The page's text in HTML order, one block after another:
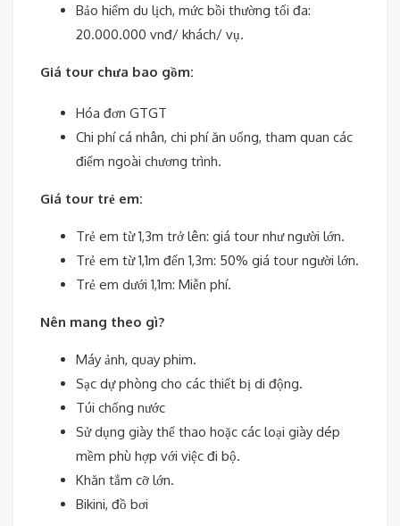
Bảo hiểm du lịch, mức bồi thường tối đa:
20.000.000 vnđ/ khách/ vụ.
Giá tour chưa bao gồm:
Hóa đơn GTGT
Chi phí cá nhân, chi phí ăn uống, tham quan các
điểm ngoài chương trình.
Giá tour trẻ em:
Trẻ em từ 1,3m trở lên: giá tour như người lớn.
Trẻ em từ 1,1m đến 1,3m: 50% giá tour người lớn.
Trẻ em dưới 1,1m: Miễn phí.
Nên mang theo gì?
Máy ảnh, quay phim.
Sạc dự phòng cho các thiết bị di động.
Túi chống nước
Sử dụng giày thể thao hoặc các loại giày dép
mềm phù hợp với việc đi bộ.
Khăn tắm cỡ lớn.
Bikini, đồ bơi